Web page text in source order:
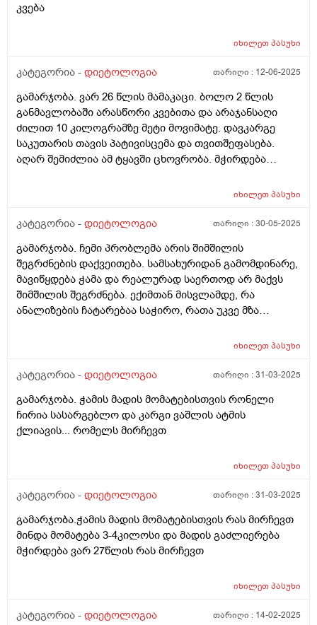
მტკივა, (მშიერზეც და არამშიერზეც). მუდმივად
საათით. კუჭში 2-3 დღეში 1ხელ გავდივარ სულ, მაგრამ
ეს რაღაცა ახლა დამემართა. რამოდენიმე თვეა. კუჭში
არასდროს.
სასვსე ვიყავი ახლა რამდენხანსაც არუნდა მეძინოს
კვება
იხილეთპასუხი
კატეგორია - დიეტოლოგია თარიღი : 12-06-2025
გამარჯობა. ვარ 26 წლის მამაკაცი. ბოლო 2 წლის
განმავლობაში არასწორი კვებითა და არაჯანსაღი
ძილით 10 კილოგრამზე მეტი მოვიმატე. დავკარგე
საკუთარის თავის პატივისცემა და თვითშეფასება.
აღარ შემიძლია ამ ტყავში ცხოვრობა. მჭირდება
სხვა ფაქტორებსე დაყრდნობით - ყველაფერს ჯანსაღი
ეს 10 კილოგრამი და ცზიმის პროცენტულობა
დამიწერს კვებას და ა.შ დავუსვამ კითხვებს და
შემამეცნებს კიდეც. აქედან გამომდინა, ვინ არის ჩემი
ექიმი? ვერ გავერკვიე. დიეტოლოგი, ნუტრიციოლოგი
თუ ენდოკრინოლოგი? ვისთან ჩავეწერო და ვის
მირჩევდით? მადლობა.
იხილეთპასუხი
კატეგორია - დიეტოლოგია თარიღი :30-05-2025
გამარჯობა. ჩემი პრობლემა არის შიმშილის
შეგრძნების დაქვეითება. სამსახურიდან გამომდინარე,
მავიწყდება ჭამა და რეალურად საერთოდ არ მაქვს
შიმშილის შეგრძნება. ექიმთან მისვლამდე, რა
ანალიზების ჩატარებაა საჭირო, რათა უკვე მზა
იხილეთპასუხი
კატეგორია - დიეტოლოგია თარიღი :31-03-2025
გამარჯობა. ჭამის მადის მომატებისთვის რონელი
ჩირია სასარგებლო და კარგი ვაშლის ატმის
ქლიავის... რომელს მირჩევთ
იხილეთპასუხი
კატეგორია - დიეტოლოგია თარიღი :31-03-2025
გამარჯობა.ჭამის მადის მომატებისთვის რას მირჩევთ
მინდა მომატება 3-4კილოსი და მადის გაძლიერება
მჭირდება ვარ 27წლის რას მირჩევთ
იხილეთპასუხი
კატეგორია - დიეტოლოგია თარიღი : 14-02-2025